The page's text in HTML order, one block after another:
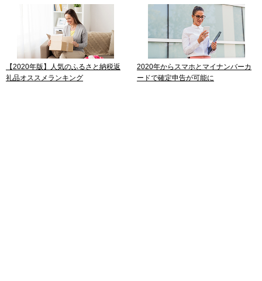
【2020年版】人気のふるさと納税返
礼品オススメランキング
2020年からスマホとマイナンバーカ
ードで確定申告が可能に